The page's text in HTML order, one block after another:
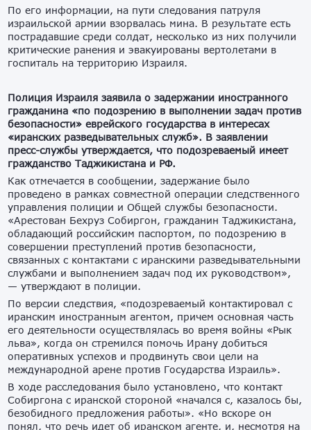
По его информации, на пути следования патруля
израильской армии взорвалась мина. В результате есть
пострадавшие среди солдат, несколько из них получили
критические ранения и эвакуированы вертолетами в
госпиталь на территорию Израиля.
Полиция Израиля заявила о задержании иностранного
гражданина «по подозрению в выполнении задач против
безопасности» еврейского государства в интересах
«иранских разведывательных служб». В заявлении
пресс-службы утверждается, что подозреваемый имеет
гражданство Таджикистана и РФ.
Как отмечается в сообщении, задержание было
проведено в рамках совместной операции следственного
управления полиции и Общей службы безопасности.
«Арестован Бехруз Собиргон, гражданин Таджикистана,
обладающий российским паспортом, по подозрению в
совершении преступлений против безопасности,
связанных с контактами с иранскими разведывательными
службами и выполнением задач под их руководством»,
— утверждают в полиции.
По версии следствия, «подозреваемый контактировал с
иранским иностранным агентом, причем основная часть
его деятельности осуществлялась во время войны «Рык
льва», когда он стремился помочь Ирану добиться
оперативных успехов и продвинуть свои цели на
международной арене против Государства Израиль».
В ходе расследования было установлено, что контакт
Собиргона с иранской стороной «начался с, казалось бы,
безобидного предложения работы». «Но вскоре он
понял, что речь идет об иранском агенте, и, несмотря на